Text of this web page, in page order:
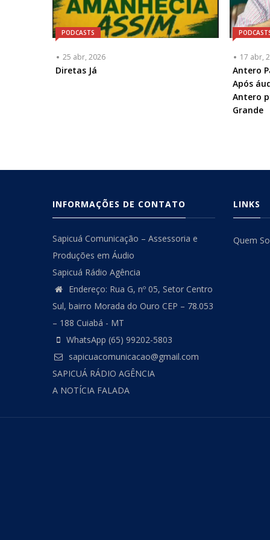
PODCASTS
25 abr, 2026
Diretas Já
17 abr,
ou
-
Antero
Após
Antero
Grande
INFORMAÇÕES DE CONTATO
Sapicuá Comunicação – Assessoria e
Produções em Áudio
Sapicuá Rádio Agência
Endereço: Rua G, nº 05, Setor Centro
Sul, bairro Morada do Ouro CEP – 78.053
– 188 Cuiabá - MT
WhatsApp (65) 99202-5803
sapicuacomunicacao@gmail.com
SAPICUÁ RÁDIO AGÊNCIA
A NOTÍCIA FALADA
LINKS
Quem